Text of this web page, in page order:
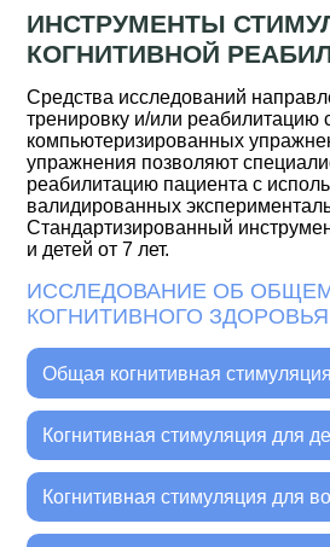
ИНСТРУМЕНТЫ
КОГНИТИВНОЙ
Средства исследований
тренировку и/или
компьютеризированных
упражнения позволяют
реабилитацию пациента с
валидированных
Стандартизированный
и детей от 7 лет.
ИССЛЕДОВАНИЕ ОБ
КОГНИТИВНОГО ЗДОРОВЬЯ
Общая когнитивная стимуляция
Когнитивная стимуляция для
Когнитивная стимуляция для